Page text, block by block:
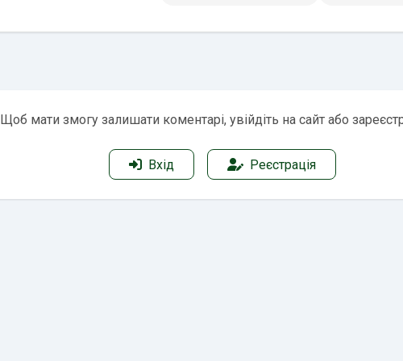
Щоб мати змогу залишати коментарі, увійдіть на сайт або
Вхід Реєстрація